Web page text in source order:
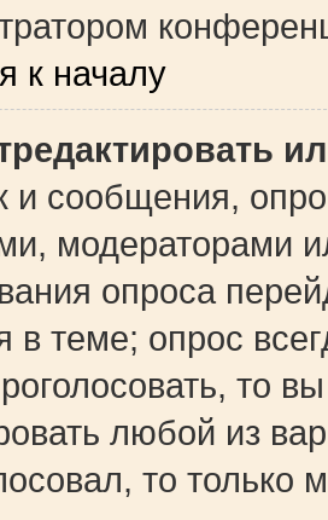
к началу
и сообщения,
модераторами
опроса
в теме; опрос
то
любой из
то только